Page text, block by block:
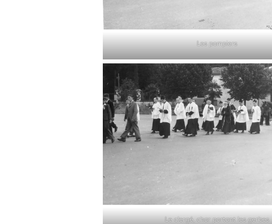
Les pompiers
Le clergé, char portant les gerbes